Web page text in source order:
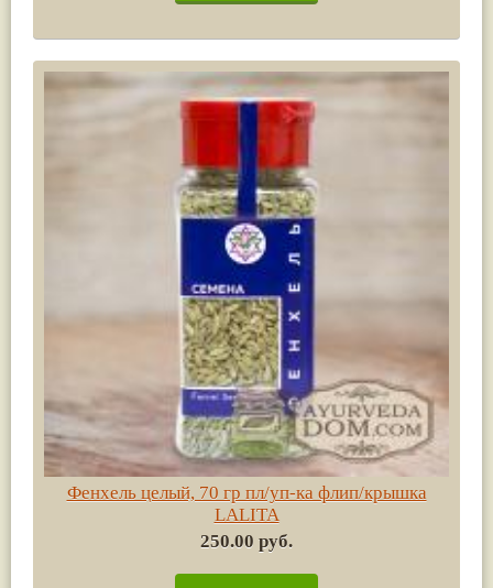
Фенхель целый, 70 гр пл/уп-ка флип/крышка
LALITA
250.00 руб.